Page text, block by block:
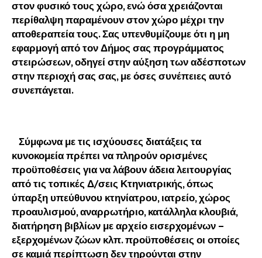
στον φυσικό τους χώρο, ενώ όσα χρειάζονται
περίθαλψη παραμένουν στον χώρο μέχρι την
αποθεραπεία τους. Σας υπενθυμίζουμε ότι η μη
εφαρμογή από τον Δήμος σας προγράμματος
στειρώσεων, οδηγεί στην αύξηση των αδέσποτων
στην περιοχή σας σας, με όσες συνέπειες αυτό
συνεπάγεται.
Σύμφωνα με τις ισχύουσες διατάξεις τα
κυνοκομεία πρέπει να πληρούν ορισμένες
προϋποθέσεις για να λάβουν άδεια λειτουργίας
από τις τοπικές Δ/σεις Κτηνιατρικής, όπως
ύπαρξη υπεύθυνου κτηνίατρου, ιατρείο, χώρος
προαυλισμού, αναρρωτήριο, κατάλληλα κλουβιά,
διατήρηση βιβλίων με αρχείο εισερχομένων –
εξερχομένων ζώων κλπ. προϋποθέσεις οι οποίες
σε καμιά περίπτωση δεν τηρούνται στην